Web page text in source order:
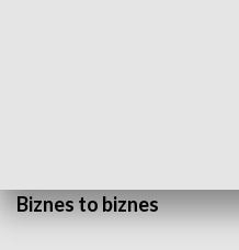
Biznes to biznes